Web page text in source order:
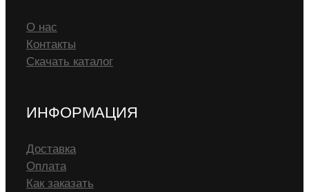
О нас
Контакты
Скачать каталог
ИНФОРМАЦИЯ
Доставка
Оплата
Как заказать